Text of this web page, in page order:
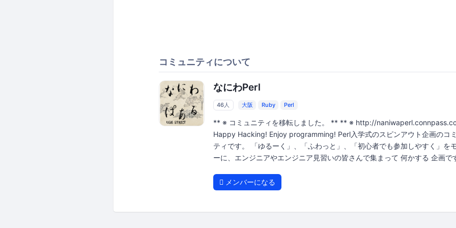
コミュニティについて
なにわPerl
46人 大阪 Ruby Perl
** ※ コミュニティを移転しました。 ** ** ※ http://
Happy Hacking! Enjoy programming! Perl入学式のスピンアウト企画のコ
ティです。 「ゆるーく」、「ふわっと」、「初心者でも参加しやすく」を
ーに、エンジニアやエンジニア見習いの皆さんで集まって 何かする 企画で
メンバーになる